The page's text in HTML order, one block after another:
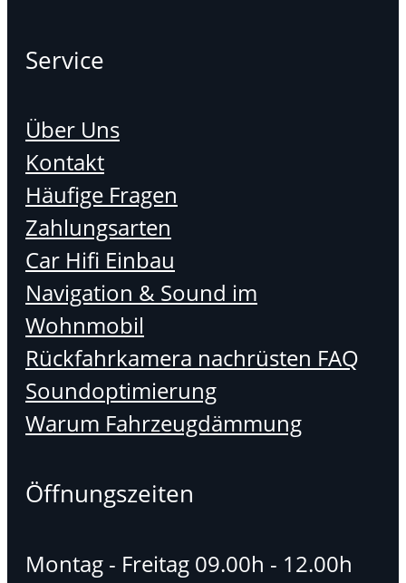
Service
Über Uns
Kontakt
Häufige Fragen
Zahlungsarten
Car Hifi Einbau
Navigation & Sound im
Wohnmobil
Rückfahrkamera nachrüsten FAQ
Soundoptimierung
Warum Fahrzeugdämmung
Öffnungszeiten
Montag - Freitag 09.00h - 12.00h